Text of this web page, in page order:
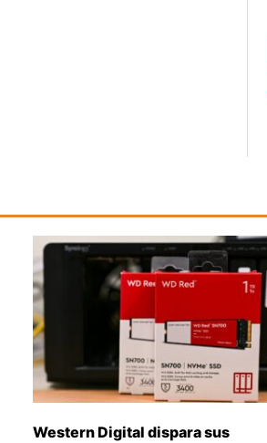
Western Digital dispara sus